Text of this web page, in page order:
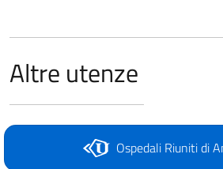
Altre utenze
Ospedali Riuniti di